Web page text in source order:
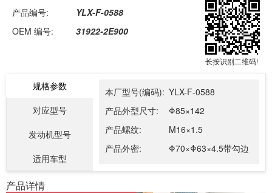
产品编号:
YLX-F-0588
OEM 编号:
31922-2E900
长按识别二维码!
规格参数
对应型号
发动机型号
适用车型
本厂型号(编码): YLX-F-0588
产品外型尺寸:
Φ85×142
产品螺纹:
M16×1.5
产品外密:
Φ70×Φ63×4.5带勾边
产品详情